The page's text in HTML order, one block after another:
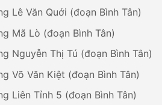
Lê Văn Quới (đoạn Bình Tân)
Mã Lò (đoạn Bình Tân)
Nguyễn Thị Tú (đoạn Bình Tân)
Võ Văn Kiệt (đoạn Bình Tân)
Liên Tỉnh 5 (đoạn Bình Tân)